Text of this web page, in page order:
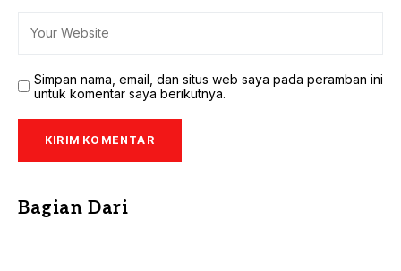
Simpan nama, email, dan situs web saya pada peramban ini
untuk komentar saya berikutnya.
Bagian Dari